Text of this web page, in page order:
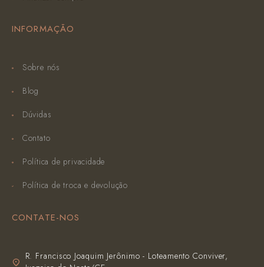
INFORMAÇÃO
Sobre nós
Blog
Dúvidas
Contato
Política de privacidade
Política de troca e devolução
CONTATE-NOS
R. Francisco Joaquim Jerônimo - Loteamento Conviver,